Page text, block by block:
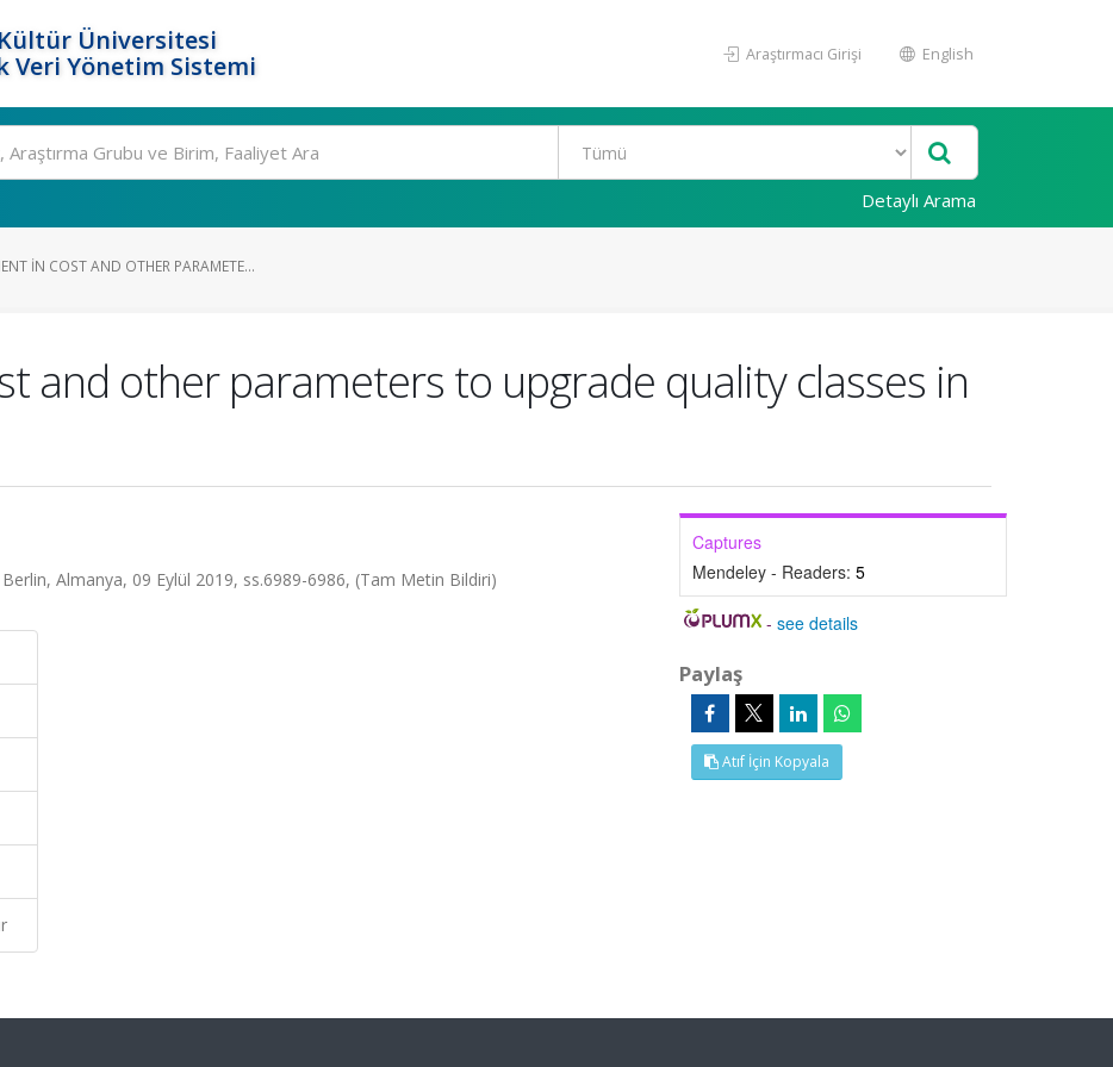
Üniversitesi
Veri Yönetim Sistemi
Araştırmacı Girişi English
Detaylı Arama
IN COST AND OTHER PARAMETE...
and other parameters to upgrade quality classes in
Almanya, 09 Eylül 2019, ss.6989-6986, (Tam Metin Bildiri)
Captures
Mendeley - Readers: 5
-see details
Paylaş
Atıf İçin Kopyala